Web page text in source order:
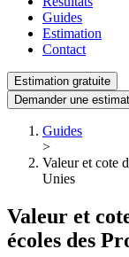
Guides
Estimation
Contact
Estimation gratuite
Demander une
Guides
>
Valeur et cote
Unies
Valeur et
écoles des